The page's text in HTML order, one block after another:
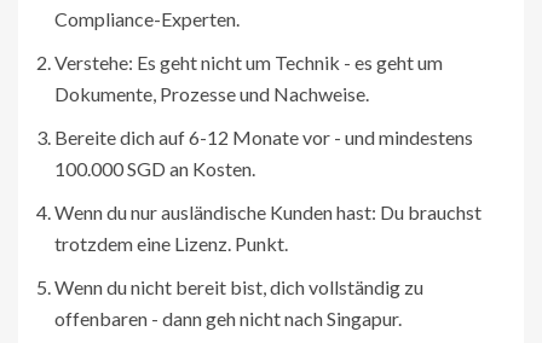
Compliance-Experten.
Verstehe: Es geht nicht um Technik - es geht um
Dokumente, Prozesse und Nachweise.
Bereite dich auf 6-12 Monate vor - und mindestens
100.000 SGD an Kosten.
Wenn du nur ausländische Kunden hast: Du brauchst
trotzdem eine Lizenz. Punkt.
Wenn du nicht bereit bist, dich vollständig zu
offenbaren - dann geh nicht nach Singapur.